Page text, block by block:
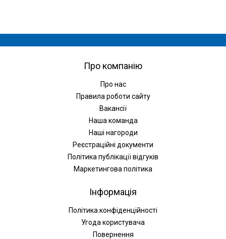
Про компанію
Про нас
Правила роботи сайту
Вакансії
Наша команда
Наші нагороди
Реєстраційні документи
Політика публікації відгуків
Маркетингова політика
Інформація
Політика конфіденційності
Угода користувача
Повернення